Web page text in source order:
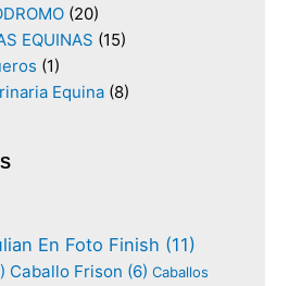
(20)
EQUINAS (15)
(1)
Equina (8)
En Foto Finish (11)
Caballo Frison (6) Caballos